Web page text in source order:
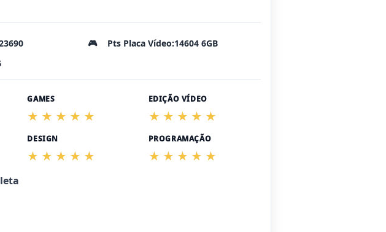
🎮
Pts Placa Vídeo:14604 6GB
GAMES EDIÇÃO VÍDEO
DESIGN PROGRAMAÇÃO